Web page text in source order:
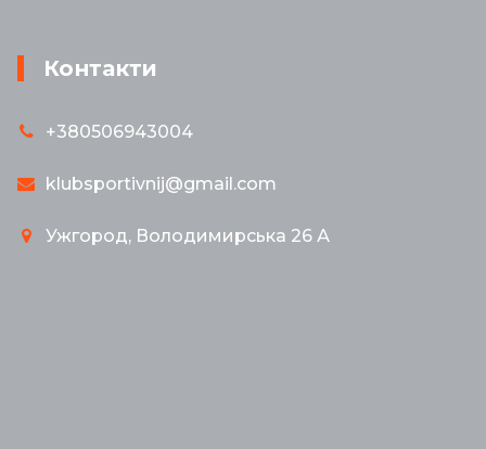
Контакти
+380506943004
klubsportivnij@gmail.com
Ужгород, Володимирська 26 А